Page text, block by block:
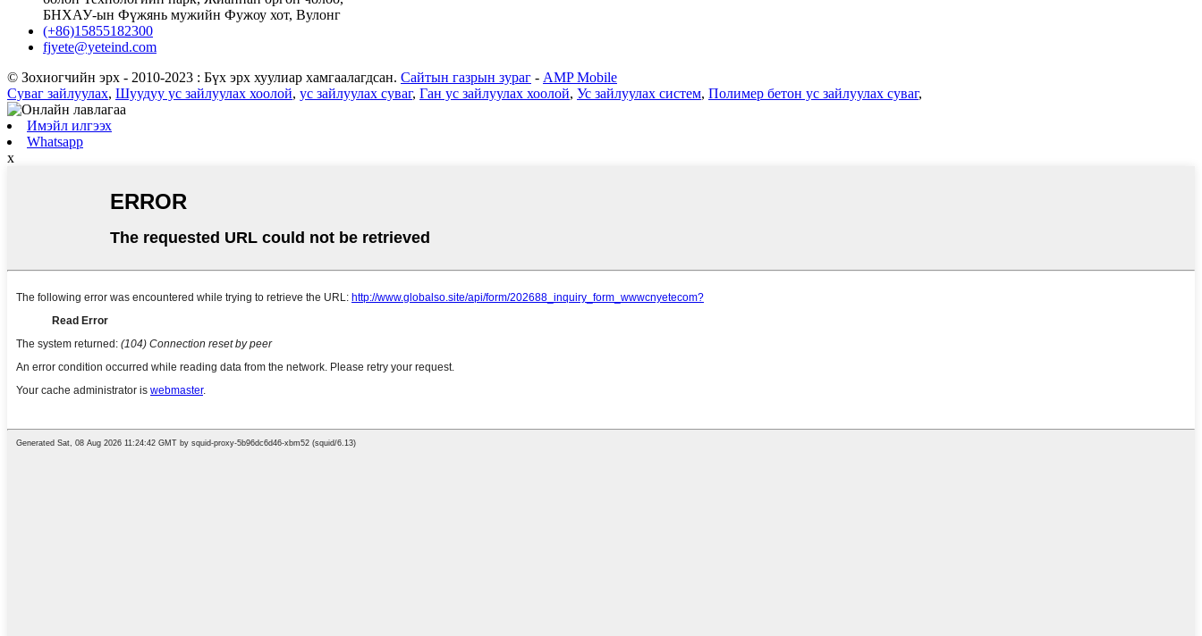
БНХАУ-ын Фүжянь мужийн Фужоу хот, Вулонг
(+86)15855182300
fjyete@yeteind.com
© Зохиогчийн эрх - 2010-2023 : Бүх эрх хуулиар хамгаалагдсан. Сайтын газрын зураг - AMP Mobile
Суваг зайлуулах, Шуудуу ус зайлуулах хоолой, ус зайлуулах суваг, Ган ус зайлуулах хоолой, Ус зайлуулах систем, Полимер бетон ус зайлуулах суваг,
Имэйл илгээх
Whatsapp
x